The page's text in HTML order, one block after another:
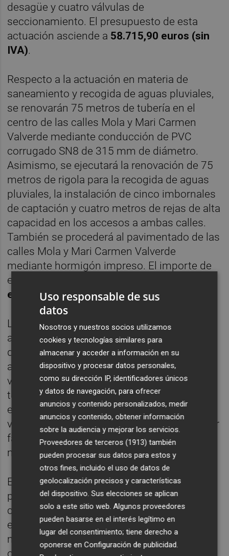
desagüe y cuatro válvulas de
seccionamiento. El presupuesto de esta
actuación asciende a 58.715,90 euros (sin
IVA).
Respecto a la actuación en materia de
saneamiento y recogida de aguas pluviales,
se renovarán 75 metros de tubería en el
centro de las calles Mola y Mari Carmen
Valverde mediante conducción de PVC
corrugado SN8 de 315 mm de diámetro.
Asimismo, se ejecutará la renovación de 75
metros de rigola para la recogida de aguas
pluviales, la instalación de cinco imbornales
de captación y cuatro metros de rejas de alta
capacidad en los accesos a ambas calles.
También se procederá al pavimentado de las
calles Mola y Mari Carmen Valverde
mediante hormigón impreso. El importe de
estas actuaciones asciende a
euros (sin IVA).
La duración estimada de las obras será de
aproximadamente dos meses. Durante el
desarrollo de los trabajos, y debido a que se
actuará en calles sin salida, el acceso de
vehículos a los garajes particulares quedará
temporalmente restringido, manteniéndose
en todo momento el acceso peatonal a las
viviendas. Las actuaciones se ejecutarán por
fases con el objetivo de minimizar las
molestias a los vecinos y vecinas.
El alcalde de Alfafar,Juan Ramón Adsuara
pide y agradece la comprensión y
colaboración de la ciudadanía durante la
ejecución de estas mejoras, que permitirán
modernizar infraestructuras básicas y
optimizar el servicio en la zona.
Uso responsable de sus
datos
Nosotros y nuestros socios utilizamos
cookies y tecnologías similares para
almacenar y acceder a información en su
dispositivo y procesar datos personales,
como su dirección IP, identificadores únicos
y datos de navegación, para ofrecer
anuncios y contenido personalizados, medir
anuncios y contenido, obtener información
sobre la audiencia y mejorar los servicios.
Proveedores de terceros (1913) también
pueden procesar sus datos para estos y
otros fines, incluido el uso de datos de
geolocalización precisos y características
del dispositivo. Sus elecciones se aplican
solo a este sitio web. Algunos proveedores
pueden basarse en el interés legítimo en
lugar del consentimiento; tiene derecho a
oponerse enConfiguración de publicidad